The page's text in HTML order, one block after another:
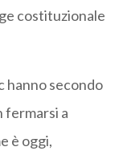
costituzionale
hanno secondo
fermarsi a
è oggi,